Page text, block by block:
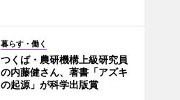
暮らす・働く
つくば・農研機構上級研究員
の内藤健さん、著書「アズキ
の起源」が科学出版賞